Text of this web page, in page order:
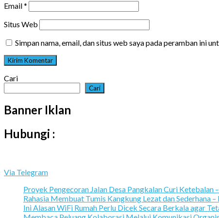
Email*
Situs Web
Simpan nama, email, dan situs web saya pada peramban ini
Cari
Cari
Banner Iklan
Hubungi :
Via Telegram
Proyek Pengecoran Jalan Desa Pangkalan Curi Ketebalan
Rahasia Membuat Tumis Kangkung Lezat dan Sederhana
Ini Alasan WiFi Rumah Perlu Dicek Secara Berkala agar